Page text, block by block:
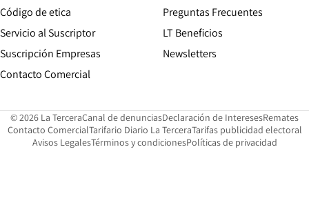
Código de etica Opens in new window
Servicio al Suscriptor
Suscripción Empresas
Contacto Comercial
Preguntas Frecuentes
LT Beneficios
Newsletters
© 2026 La TerceraCanal de denunciasOpens in new window
Declaración de InteresesOpens in
Remates
Contacto ComercialOpens in new window
Tarifario Diario La TerceraOpens in new window
Tarifas publicidad electoral
Avisos LegalesOpens in new window
Términos y condicionesPolíticas de privacidad